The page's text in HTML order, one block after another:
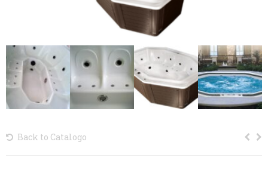
Back to Catalogo